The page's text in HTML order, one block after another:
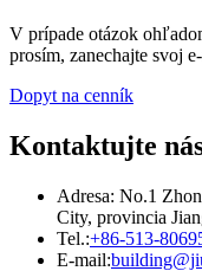
V prípade otázok
prosím, zanechajte svoj
Dopyt na cenník
Kontaktujte
Adresa: No.1
City, provincia
Tel.:+86-513-
E-mail: